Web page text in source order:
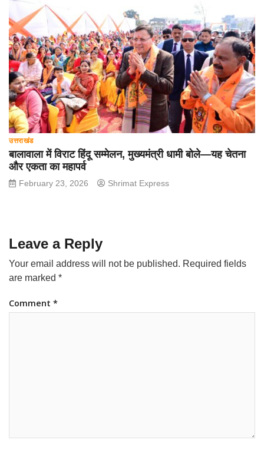
उत्तराखंड
बालावाला में विराट हिंदू सम्मेलन, मुख्यमंत्री धामी बोले—यह चेतना
और एकता का महापर्व
February 23, 2026 Shrimat Express
Leave a Reply
Your email address will not be published. Required fields
are marked *
Comment *